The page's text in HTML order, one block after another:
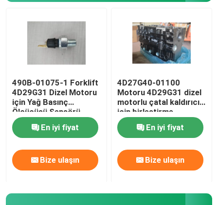
Evde
490B-01075-1 Forklift
4D29G31 Dizel Motoru
için Yağ Basınç
Ölçücüsü Sensörü
Değiştirici
En iyi fiyat
Bize ulaşın
4D27G40-01100
Motoru 4D29G31 dizel
motorlu çatal kaldırıcı
için birleştirme
En iyi fiyat
Bize ulaşın